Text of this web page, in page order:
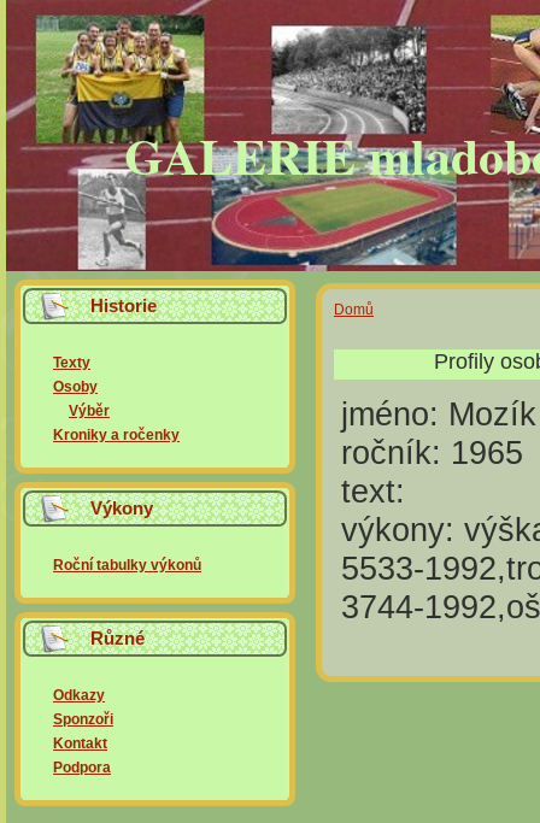
GALERIE
Historie
Texty
Osoby
Výběr
Kroniky a ročenky
Výkony
Roční tabulky výkonů
Různé
Odkazy
Sponzoři
Kontakt
Podpora
Domů
Profily
jméno:
ročník: 1965
text:
výkony:
5533-
3744-